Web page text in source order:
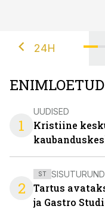
24H
ENIMLOETUD
1
UUDISED
Kristiine
2
ST
Tartus
ja Gastro